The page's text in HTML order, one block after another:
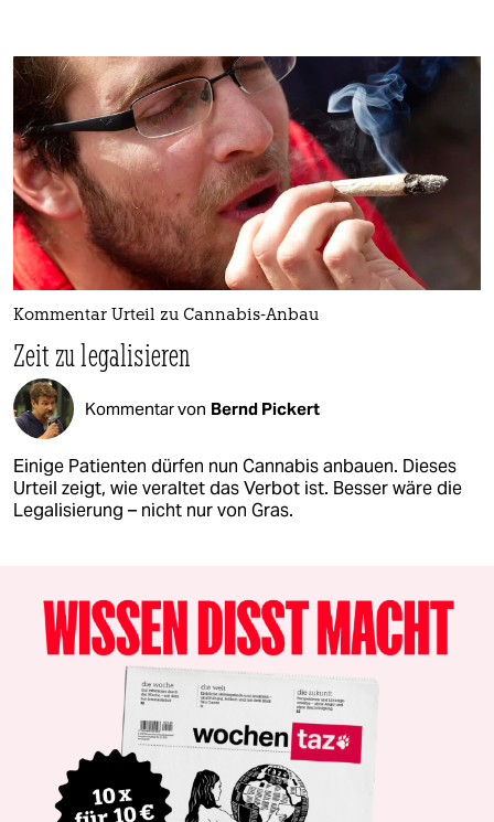
Kommentar Urteil zu Cannabis-Anbau
Zeit zu legalisieren
Kommentar von Bernd Pickert
Einige Patienten dürfen nun Cannabis anbauen. Dieses
Urteil zeigt, wie veraltet das Verbot ist. Besser wäre die
Legalisierung – nicht nur von Gras.